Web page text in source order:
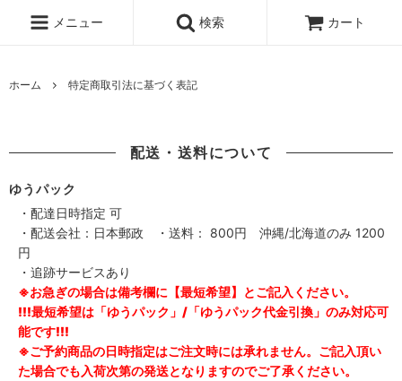
メニュー 検索 カート
ホーム 特定商取引法に基づく表記
配送・送料について
ゆうパック
・配達日時指定 可
・配送会社：日本郵政 ・送料： 800円 沖縄/北海道のみ 1200
円
・追跡サービスあり
※お急ぎの場合は備考欄に【最短希望】とご記入ください。
!!!最短希望は「ゆうパック」/「ゆうパック代金引換」のみ対応可
能です!!!
※ご予約商品の日時指定はご注文時には承れません。ご記入頂い
た場合でも入荷次第の発送となりますのでご了承ください。